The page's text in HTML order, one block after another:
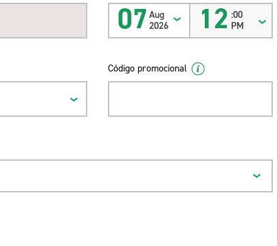
07 Aug
2026
12 :00
PM
Código promocional